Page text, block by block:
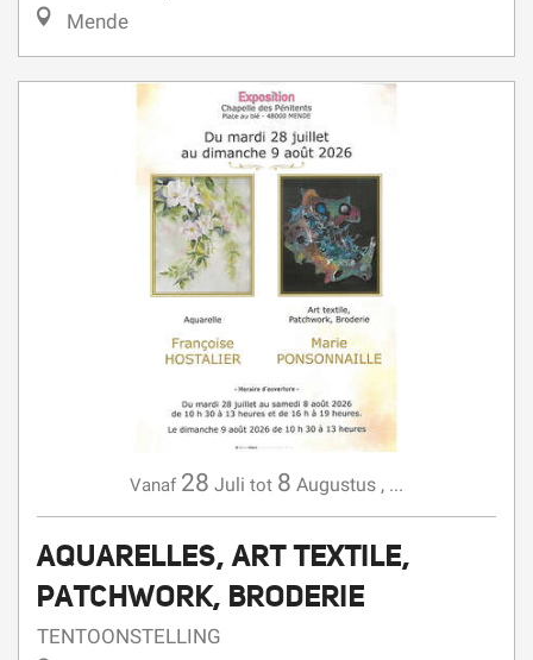
Mende
Vanaf 28 Juli tot 8 Augustus , ...
AQUARELLES, ART TEXTILE,
PATCHWORK, BRODERIE
TENTOONSTELLING